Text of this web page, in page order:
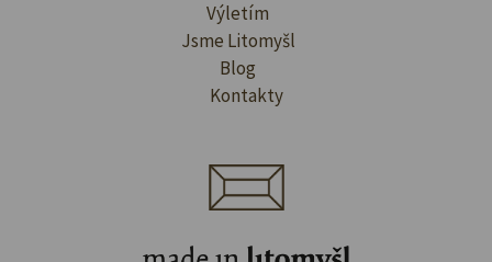
Výletím
Jsme Litomyšl
Blog
Kontakty